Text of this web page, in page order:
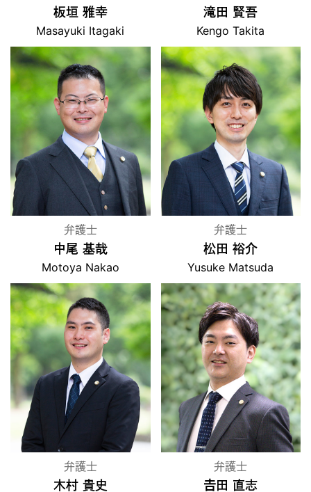
板垣 雅幸
Masayuki Itagaki
滝田 賢吾
Kengo Takita
弁護士
中尾 基哉
Motoya Nakao
弁護士
松田 裕介
Yusuke Matsuda
弁護士
木村 貴史
弁護士
𠮷田 直志